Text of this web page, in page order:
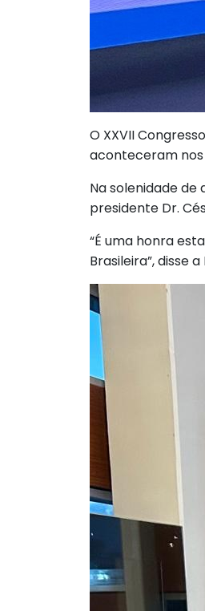
O XXVII
aconteceram nos
Na solenidade de
presidente Dr.
“É uma honra
Brasileira”, disse